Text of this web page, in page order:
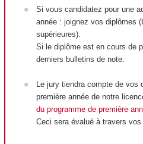
Si vous candidatez pour une
année : joignez vos diplômes
supérieures).
Si le diplôme est en cours de
derniers bulletins de note.
Le jury tiendra compte de vos
première année de notre
du programme de première
Ceci sera évalué à travers